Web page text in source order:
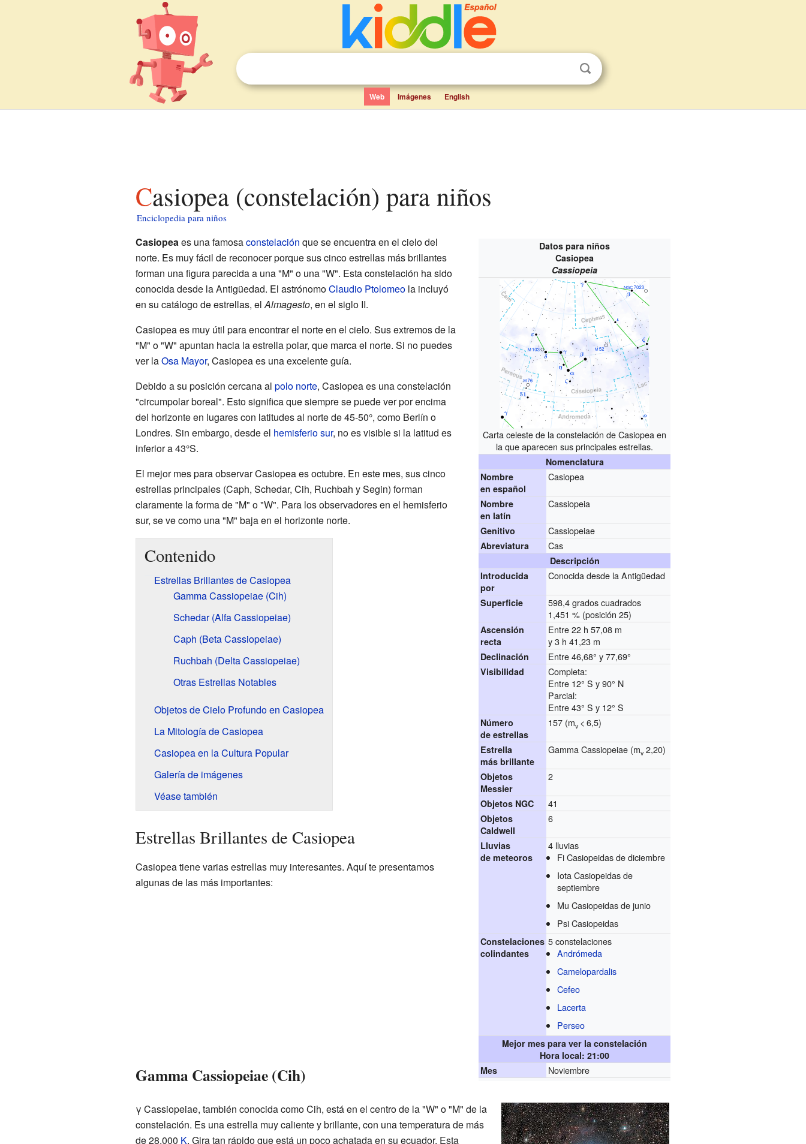
Web Imágenes English
Casiopea (constelación) para niños
Enciclopedia para niños
Datos para niños
Casiopea
Cassiopeia
Carta celeste de la constelación de Casiopea en
la que aparecen sus principales estrellas.
Nomenclatura
Nombre
en español
Casiopea
Nombre
en latín
Cassiopeia
Genitivo Cassiopeiae
Abreviatura Cas
Descripción
Introducida
por
Conocida desde la Antigüedad
Superficie
598,4 grados cuadrados
1,451 % (posición 25)
Ascensión
recta
Entre 22 h 57,08 m
y 3 h 41,23 m
Declinación Entre 46,68° y 77,69°
Visibilidad
Completa:
Entre 12° S y 90° N
Parcial:
Entre 43° S y 12° S
Número
de estrellas
157 (mv < 6,5)
Estrella
más brillante
Gamma Cassiopeiae (mv 2,20)
Objetos
Messier
2
Objetos NGC 41
Objetos
Caldwell
6
Lluvias
de meteoros
4 lluvias
Fi Casiopeidas de diciembre
Iota Casiopeidas de
septiembre
Mu Casiopeidas de junio
Psi Casiopeidas
Constelaciones
colindantes
5 constelaciones
Andrómeda
Camelopardalis
Cefeo
Lacerta
Perseo
Mejor mes para ver la constelación
Hora local: 21:00
Mes
Noviembre
Casiopeaes una famosaconstelación que se encuentra en el cielo del
norte. Es muy fácil de reconocer porque sus cinco estrellas más brillantes
forman una figura parecida a una "M" o una "W". Esta constelación ha sido
conocida desde la Antigüedad. El astrónomoClaudio Ptolomeola incluyó
en su catálogo de estrellas, elAlmagesto, en el siglo II.
Casiopea es muy útil para encontrar el norte en el cielo. Sus extremos de la
"M" o "W" apuntan hacia la estrella polar, que marca el norte. Si no puedes
ver laOsa Mayor, Casiopea es una excelente guía.
Debido a su posición cercana al polo norte, Casiopea es una constelación
"circumpolar boreal". Esto significa que siempre se puede ver por encima
del horizonte en lugares con latitudes al norte de 45-50°, como Berlín o
Londres. Sin embargo, desde el hemisferio sur, no es visible si la latitud es
inferior a 43°S.
El mejor mes para observar Casiopea es octubre. En este mes, sus cinco
estrellas principales (Caph, Schedar, Cih, Ruchbah y Segin) forman
claramente la forma de "M" o "W". Para los observadores en el hemisferio
sur, se ve como una "M" baja en el horizonte norte.
Contenido
Estrellas Brillantes de Casiopea
Gamma Cassiopeiae (Cih)
Schedar (Alfa Cassiopeiae)
Caph (Beta Cassiopeiae)
Ruchbah (Delta Cassiopeiae)
Otras Estrellas Notables
Objetos de Cielo Profundo en Casiopea
La Mitología de Casiopea
Casiopea en la Cultura Popular
Galería de imágenes
Véase también
Estrellas Brillantes de Casiopea
Casiopea tiene varias estrellas muy interesantes. Aquí te presentamos
algunas de las más importantes:
Gamma Cassiopeiae (Cih)
γ Cassiopeiae, también conocida como Cih, está en el centro de la "W" o "M" de la
constelación. Es una estrella muy caliente y brillante, con una temperatura de más
de 28.000 K. Gira tan rápido que está un poco achatada en su ecuador. Esta